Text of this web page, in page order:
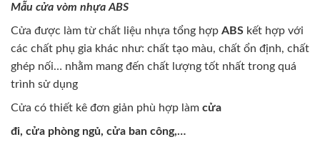
Mẫu cửa vòm nhựa ABS
Cửa được làm từ chất liệu nhựa tổng hợp ABS kết hợp với
các chất phụ gia khác như: chất tạo màu, chất ổn định, chất
ghép nối… nhằm mang đến chất lượng tốt nhất trong quá
trình sử dụng
Cửa có thiết kê đơn giản phù hợp làm cửa
đi, cửa phòng ngủ, cửa ban công,…